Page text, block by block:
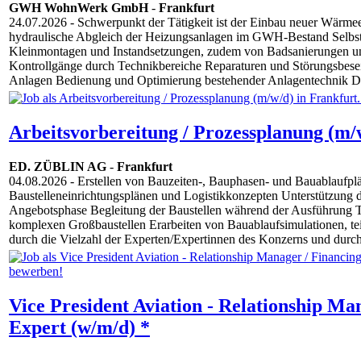
GWH WohnWerk GmbH- Frankfurt
24.07.2026 - Schwerpunkt der Tätigkeit ist der Einbau neuer
hydraulische Abgleich der Heizungsanlagen im GWH-Bestand
Kleinmontagen und Instandsetzungen, zudem von Badsanierungen
Kontrollgänge durch Technikbereiche Reparaturen und
Anlagen Bedienung und Optimierung bestehender Anlagentechnik
Arbeitsvorbereitung / Prozessplanung
ED. ZÜBLIN AG - Frankfurt
04.08.2026 - Erstellen von Bauzeiten-, Bauphasen- und
Baustelleneinrichtungsplänen und Logistikkonzepten Unterstützung
Angebotsphase Begleitung der Baustellen während der Ausführung
komplexen Großbaustellen Erarbeiten von Bauablaufsimulationen,
durch die Vielzahl der Experten/Expertinnen des Konzerns und
Vice President Aviation - Relationship
Expert (w/m/d) *